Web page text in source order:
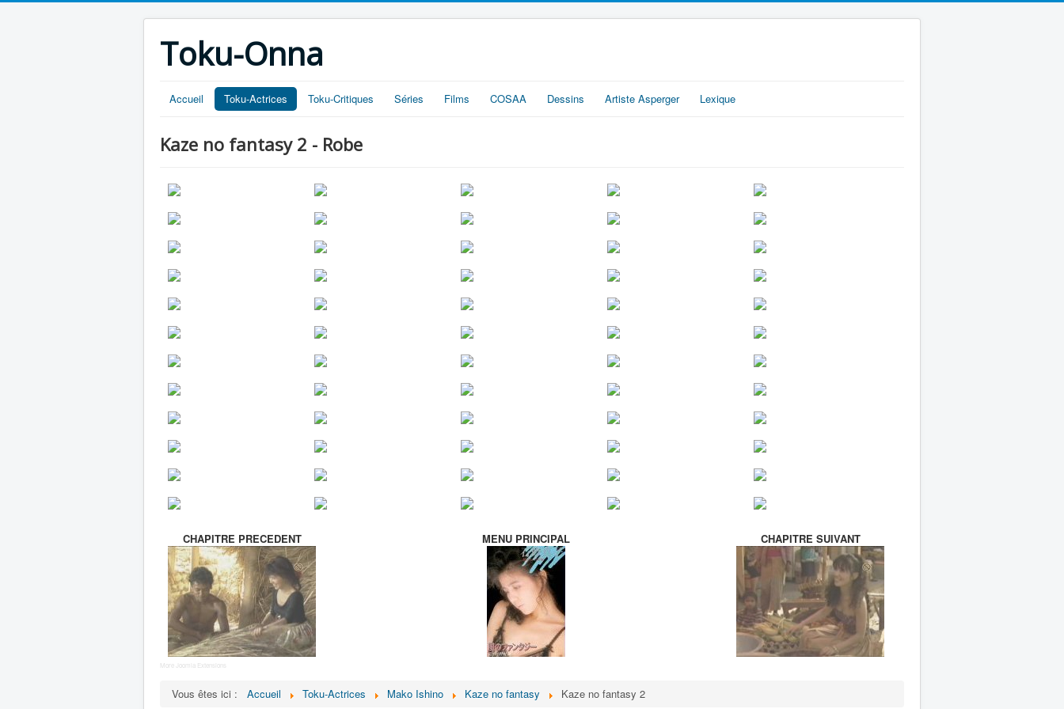
Toku-Onna
Accueil Toku-Actrices Toku-Critiques Séries Films COSAA Dessins Artiste Asperger Lexique
Kaze no fantasy 2 - Robe
CHAPITRE PRECEDENT MENU PRINCIPAL CHAPITRE SUIVANT
More Joomla Extensions
Vous êtes ici : Accueil Toku-Actrices Mako Ishino Kaze no fantasy Kaze no fantasy 2